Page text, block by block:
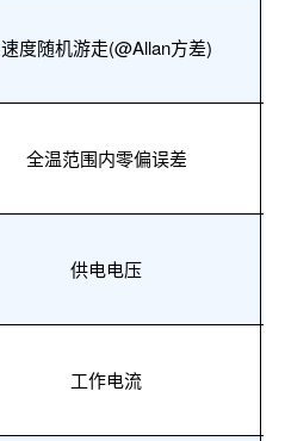
速度随机游走(@Allan方差)
全温范围内零偏误差
供电电压
工作电流